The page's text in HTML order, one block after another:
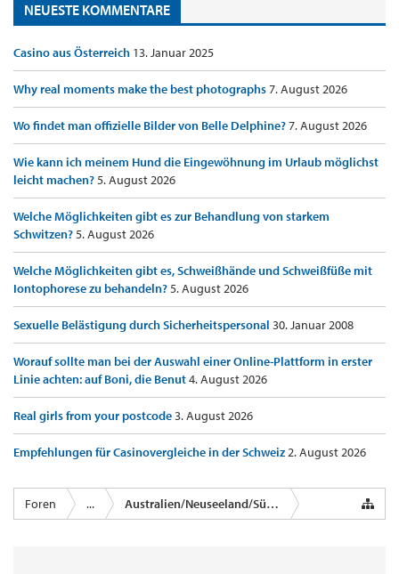
NEUESTE KOMMENTARE
Casino aus Österreich 13. Januar 2025
Why real moments make the best photographs7. August 2026
Wo findet man offizielle Bilder von Belle Delphine?7. August 2026
Wie kann ich meinem Hund die Eingewöhnung im Urlaub möglichst
leicht machen?5. August 2026
Welche Möglichkeiten gibt es zur Behandlung von starkem
Schwitzen?5. August 2026
Welche Möglichkeiten gibt es, Schweißhände und Schweißfüße mit
Iontophorese zu behandeln?5. August 2026
Sexuelle Belästigung durch Sicherheitspersonal 30. Januar 2008
Worauf sollte man bei der Auswahl einer Online-Plattform in erster
Linie achten: auf Boni, die Benut4. August 2026
Real girls from your postcode3. August 2026
Empfehlungen für Casinovergleiche in der Schweiz2. August 2026
Foren ... Australien/Neuseeland/Südsee